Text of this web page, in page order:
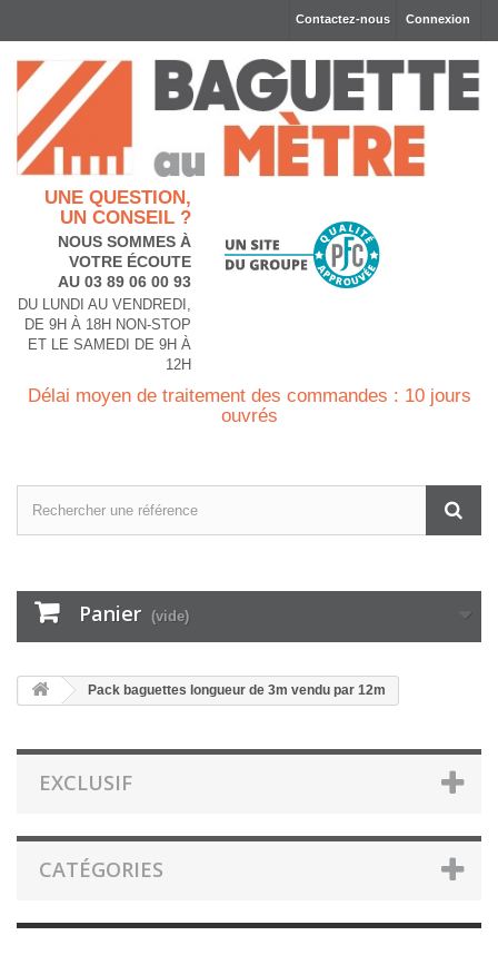
Connexion
Contactez-nous
UNE QUESTION,
UN CONSEIL ?
NOUS SOMMES À
VOTRE ÉCOUTE
AU 03 89 06 00 93
DU LUNDI AU VENDREDI,
DE 9H À 18H NON-STOP
ET LE SAMEDI DE 9H À
12H
Délai moyen de traitement des commandes : 10 jours
ouvrés
Panier (vide)
Pack baguettes longueur de 3m vendu par 12m
EXCLUSIF
CATÉGORIES